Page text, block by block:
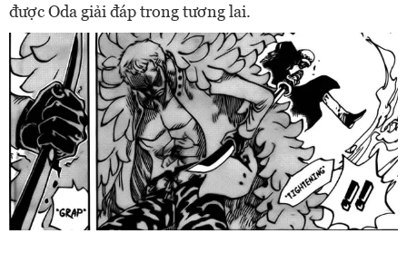
được Oda giải đáp trong tương lai.